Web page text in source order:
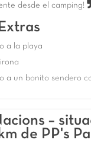
desde el camping!
a la playa
a un bonito sendero
–
de PP's